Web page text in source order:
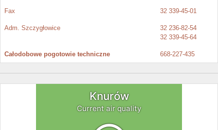
Fax 32 339-45-01
Adm. Szczygłowice
32 236-82-54
32 339-45-64
Całodobowe pogotowie techniczne 668-227-435